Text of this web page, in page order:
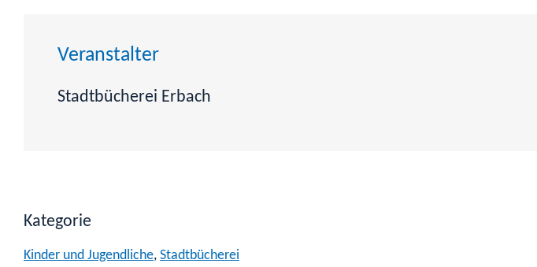
Veranstalter
Stadtbücherei Erbach
Kategorie
Kinder und Jugendliche, Stadtbücherei